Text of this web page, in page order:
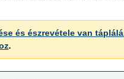
és észrevétele van
.